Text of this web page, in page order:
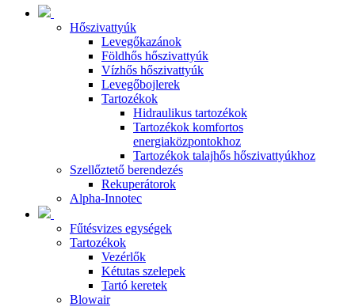
Hőszivattyúk
Levegőkazánok
Földhős hőszivattyúk
Vízhős hőszivattyúk
Levegőbojlerek
Tartozékok
Hidraulikus tartozékok
Tartozékok komfortos
energiaközpontokhoz
Tartozékok talajhős hőszivattyúkhoz
Szellőztető berendezés
Rekuperátorok
Alpha-Innotec
Fűtésvizes egységek
Tartozékok
Vezérlők
Kétutas szelepek
Tartó keretek
Blowair